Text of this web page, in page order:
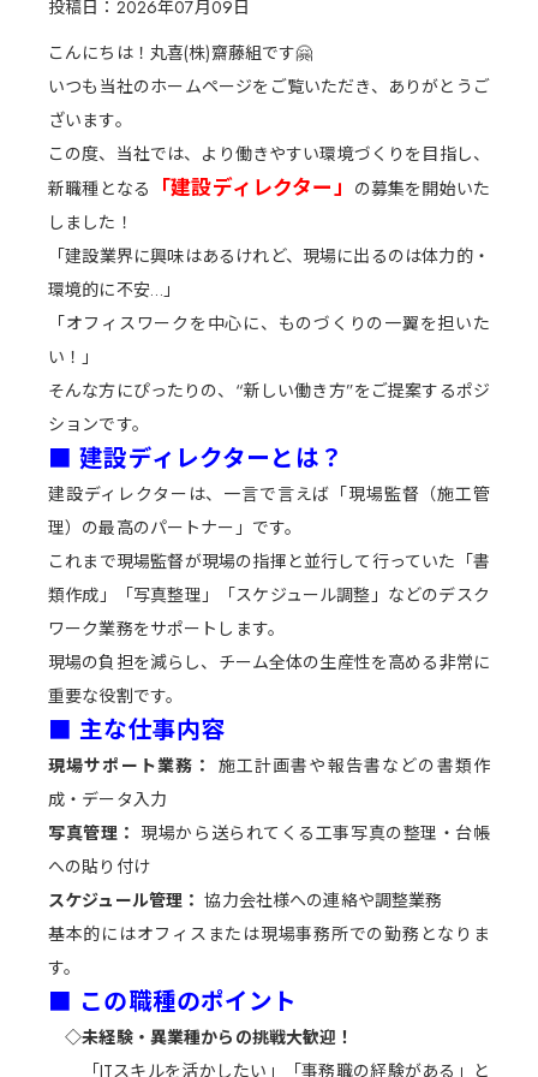
Facebook
Instagram
会社情報
メッセージ
会社概要
事業内容
丸喜の強み
採用情報
本社・ショールーム
展示場
東京支店
Q&A
お問い合わせ
一般住宅
マンション・集合住宅
公共事業
投稿日：2026年07月09日
こんにちは！丸喜(株)齋藤組です🤗
いつも当社のホームページをご覧いただき、ありがとうご
ざいます。
この度、当社では、より働きやすい環境づくりを目指し、
新職種となる
「建設ディレクター」 の募集を開始いた
しました！
「建設業界に興味はあるけれど、現場に出るのは体力的・
環境的に不安…」
「オフィスワークを中心に、ものづくりの一翼を担いた
い！」
そんな方にぴったりの、“新しい働き方”をご提案するポジ
ションです。
■ 建設ディレクターとは？
建設ディレクターは、一言で言えば「現場監督（施工管
理）の最高のパートナー」です。
これまで現場監督が現場の指揮と並行して行っていた「書
類作成」「写真整理」「スケジュール調整」などのデスク
ワーク業務をサポートします。
現場の負担を減らし、チーム全体の生産性を高める非常に
重要な役割です。
■ 主な仕事内容
現場サポート業務： 施工計画書や報告書などの書類作
成・データ入力
写真管理： 現場から送られてくる工事写真の整理・台帳
への貼り付け
スケジュール管理： 協力会社様への連絡や調整業務
基本的にはオフィスまたは現場事務所での勤務となりま
す。
■ この職種のポイント
◇未経験・異業種からの挑戦大歓迎！
「ITスキルを活かしたい」「事務職の経験がある」と